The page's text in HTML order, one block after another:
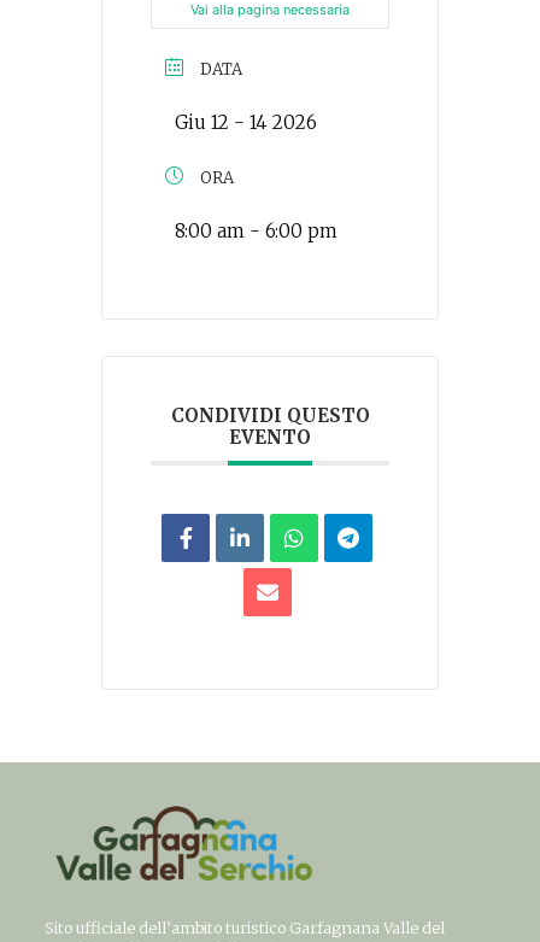
Vai alla pagina necessaria
DATA
Giu 12 - 14 2026
ORA
8:00 am - 6:00 pm
CONDIVIDI QUESTO
EVENTO
Sito ufficiale dell’ambito turistico Garfagnana Valle del